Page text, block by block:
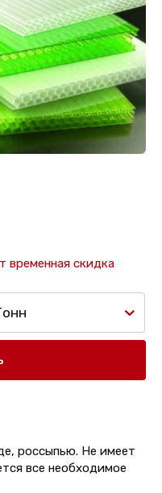
временная скидка
россыпью. Не имеет
все необходимое